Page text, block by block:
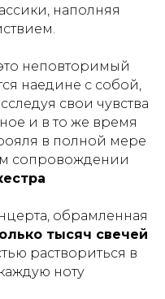
наполняя
неповторимый
наедине с собой,
свои чувства
и в то же время
в полной мере
сопровождении
обрамленная
тысяч свечей
раствориться в
ноту